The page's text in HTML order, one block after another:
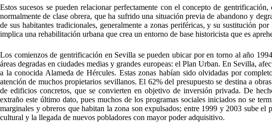
Estos sucesos se pueden relacionar perfectamente con el concepto de
normalmente de clase obrera, que ha sufrido una situación previa de abandono y
de sus habitantes tradicionales, generalmente a zonas periféricas, y su sustitución
implica una rehabilitación urbana que crea un entorno de base historicista que es
Los comienzos de gentrificación en Sevilla se pueden ubicar por en torno al año
áreas degradas en ciudades medias y grandes europeas: el Plan Urban. En Sevilla,
a la conocida Alameda de Hércules. Estas zonas habían sido olvidadas por
atención de muchos propietarios sevillanos. El 62% del presupuesto se destina a
de edificios concretos, que se convierten en objetivo de inversión privada. De
extraño este último dato, pues muchos de los programas sociales iniciados no se
marginales y obreros que habitan la zona son expulsados; entre 1999 y 2003 sube
cultural y la llegada de nuevos pobladores con mayor poder adquisitivo.